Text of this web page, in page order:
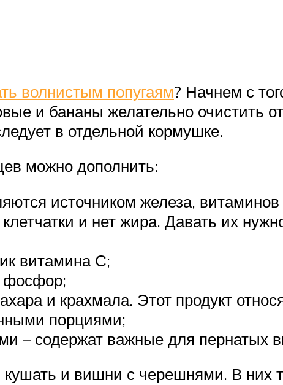
волнистым попугаям? Начнем с
и бананы желательно очистить
в отдельной кормушке.
можно дополнить:
источником железа,
и нет жира. Давать их
витамина С;
фосфор;
и крахмала. Этот продукт
порциями;
– содержат важные для пернатых
и вишни с черешнями. В них